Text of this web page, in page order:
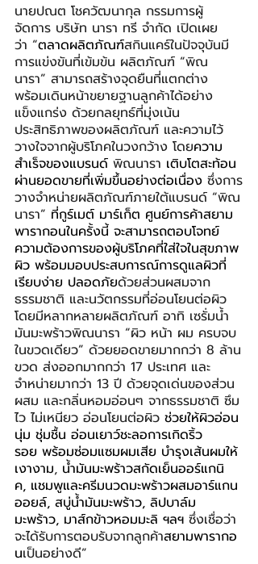
นายปณต โชควัฒนากุล กรรมการผู้
จัดการ บริษัท นารา ทรี จำกัด เปิดเผย
ว่า “ตลาดผลิตภัณฑ์สกินแคร์ในปัจจุบันมี
การแข่งขันที่เข้มข้น ผลิตภัณฑ์ “พิณ
นารา” สามารถสร้างจุดยืนที่แตกต่าง
พร้อมเดินหน้าขยายฐานลูกค้าได้อย่าง
แข็งแกร่ง ด้วยกลยุทธ์ที่มุ่งเน้น
ประสิทธิภาพของผลิตภัณฑ์ และความไว้
วางใจจากผู้บริโภคในวงกว้าง โดยความ
สำเร็จของแบรนด์ พิณนารา เติบโตสะท้อน
ผ่านยอดขายที่เพิ่มขึ้นอย่างต่อเนื่อง ซึ่งการ
วางจำหน่ายผลิตภัณฑ์ภายใต้แบรนด์ “พิณ
นารา” ที่กูร์เมต์ มาร์เก็ต ศูนย์การค้าสยาม
พารากอนในครั้งนี้ จะสามารถตอบโจทย์
ความต้องการของผู้บริโภคที่ใส่ใจในสุขภาพ
ผิว พร้อมมอบประสบการณ์การดูแลผิวที่
เรียบง่าย ปลอดภัยด้วยส่วนผสมจาก
ธรรมชาติ และนวัตกรรมที่อ่อนโยนต่อผิว
โดยมีหลากหลายผลิตภัณฑ์ อาทิ เซรั่มน้ำ
มันมะพร้าวพิณนารา “ผิว หน้า ผม ครบจบ
ในขวดเดียว” ด้วยยอดขายมากกว่า 8 ล้าน
ขวด ส่งออกมากกว่า 17 ประเทศ และ
จำหน่ายมากว่า 13 ปี ด้วยจุดเด่นของส่วน
ผสม และกลิ่นหอมอ่อนๆ จากธรรมชาติ ซึม
ไว ไม่เหนียว อ่อนโยนต่อผิว ช่วยให้ผิวอ่อน
นุ่ม ชุ่มชื้น อ่อนเยาว์ชะลอการเกิดริ้ว
รอย พร้อมซ่อมแซมผมเสีย บำรุงเส้นผมให้
เงางาม, น้ำมันมะพร้าวสกัดเย็นออร์แกนิ
ค, แชมพูและครีมนวดมะพร้าวผสมอาร์แกน
ออยล์, สบู่น้ำมันมะพร้าว, ลิปบาล์ม
มะพร้าว, มาส์กข้าวหอมมะลิ ฯลฯ ซึ่งเชื่อว่า
จะได้รับการตอบรับจากลูกค้าสยามพารากอ
นเป็นอย่างดี”